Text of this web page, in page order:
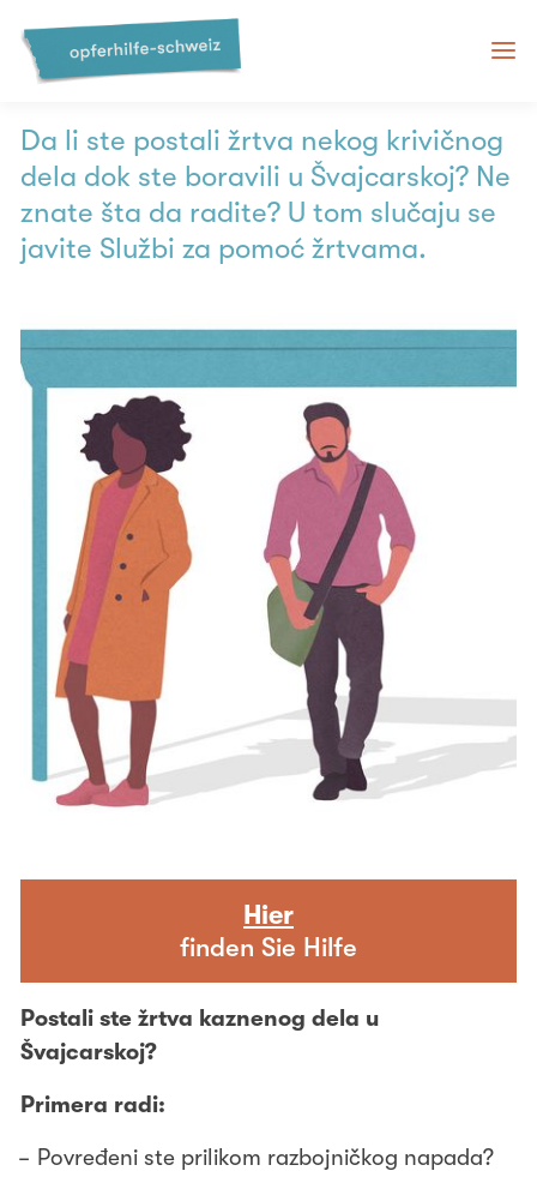
Služba za pomoć žrtvama u
Švajcarskoj
Da li ste postali žrtva nekog krivičnog
dela dok ste boravili u Švajcarskoj? Ne
znate šta da radite? U tom slučaju se
javite Službi za pomoć žrtvama.
Hier
finden Sie Hilfe
Postali ste žrtva kaznenog dela u
Švajcarskoj?
Primera radi:
Povređeni ste prilikom razbojničkog napada?